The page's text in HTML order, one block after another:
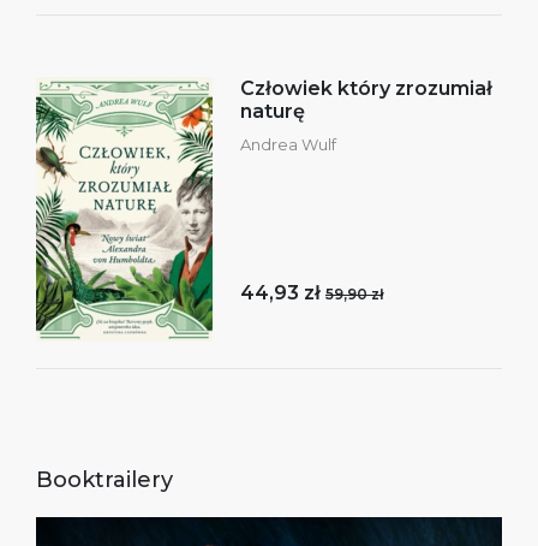
Człowiek który zrozumiał
naturę
Andrea Wulf
44,93 zł 59,90 zł
Booktrailery